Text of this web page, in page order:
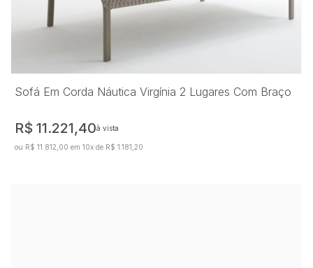
Sofá Em Corda Náutica Virgínia 2 Lugares Com Braço
R$ 11.221,40à vista
ou R$ 11.812,00 em 10x de R$ 1.181,20